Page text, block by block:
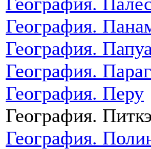
География.
География.
География.
География. Перу
География.
География.